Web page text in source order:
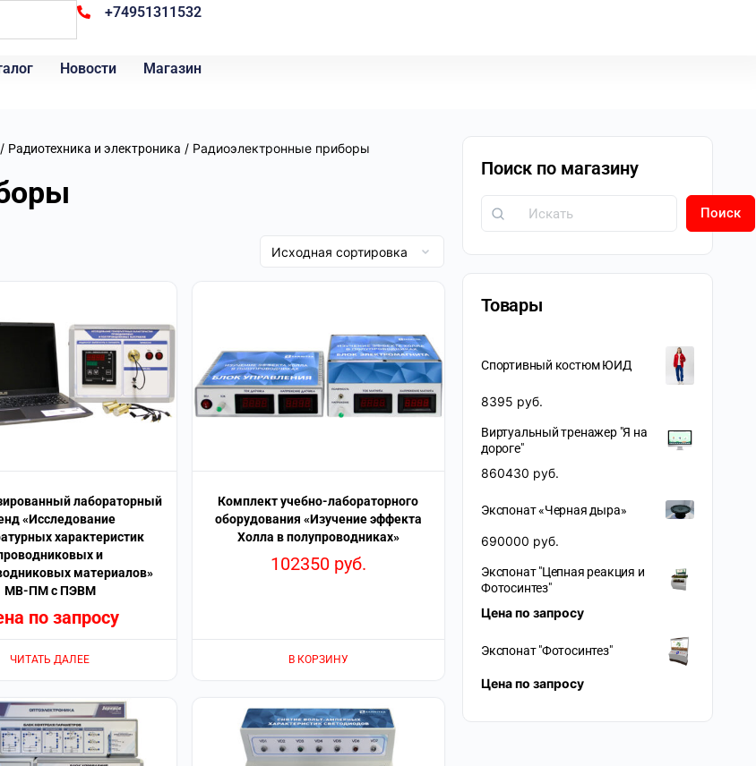
+74951311532
Новости Магазин
/ Радиотехника и электроника / Радиоэлектронные приборы
лабораторный
«Исследование
характеристик
и
материалов»
МВ-ПМ с ПЭВМ
по запросу
ЧИТАТЬ ДАЛЕЕ
Комплект учебно-лабораторного
оборудования «Изучение эффекта
Холла в полупроводниках»
102350 руб.
В КОРЗИНУ
Поиск по магазину
Поиск
Товары
Спортивный костюм ЮИД
8395 руб.
Виртуальный тренажер "Я на
дороге"
860430 руб.
Экспонат «Черная дыра»
690000 руб.
Экспонат "Цепная реакция и
Фотосинтез"
Цена по запросу
Экспонат "Фотосинтез"
Цена по запросу